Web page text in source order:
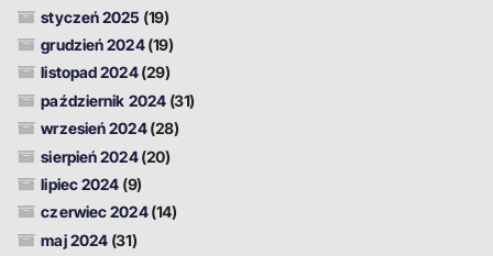
styczeń 2025 (19)
grudzień 2024(19)
listopad 2024(29)
październik 2024(31)
wrzesień 2024(28)
sierpień 2024(20)
lipiec 2024 (9)
czerwiec 2024(14)
maj 2024 (31)